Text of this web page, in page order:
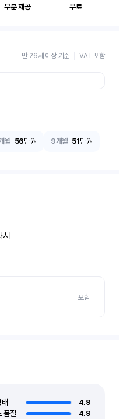
부분 제공 무료
만 26세 이상 기준 VAT 포함
월 56만원 9개월 51만원
포함
4.9
품질
4.9